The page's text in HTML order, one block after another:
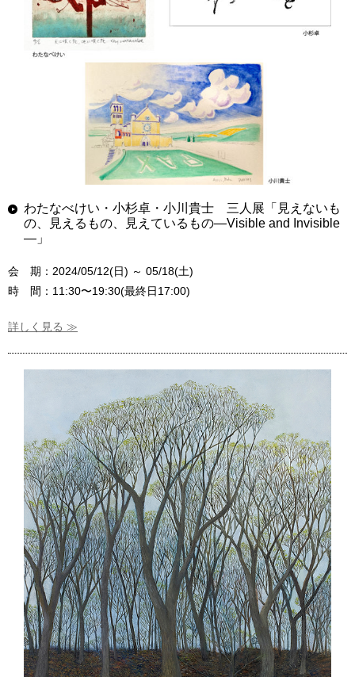
わたなべけい・小杉卓・小川貴士 三人展「見えないも
の、見えるもの、見えているもの—Visible and Invisible
—」
会 期：2024/05/12(日) ～ 05/18(土)
時 間：11:30〜19:30(最終日17:00)
詳しく見る ≫